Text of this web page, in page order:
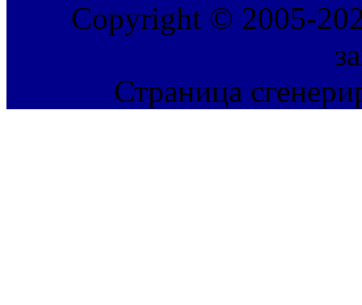
Copyright © 2005-
Страница